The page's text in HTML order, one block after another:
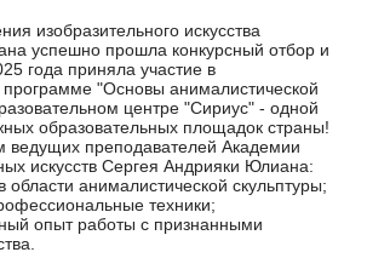
изобразительного искусства
успешно прошла конкурсный отбор и
года приняла участие в
программе "Основы анималистической
центре "Сириус" - одной
образовательных площадок страны!
ведущих преподавателей Академии
искусств Сергея Андрияки Юлиана:
области анималистической скульптуры;
техники;
опыт работы с признанными